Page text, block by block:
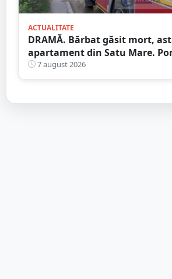
ACTUALITATE
DRAMĂ. Bărbat găsit mort,
apartament din Satu Mare.
spart ușa
7 august 2026